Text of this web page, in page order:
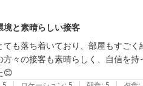
境と素晴らしい接客
も落ち着いており、部屋もすごく
々の接客も素晴らしく、自信を持
😊